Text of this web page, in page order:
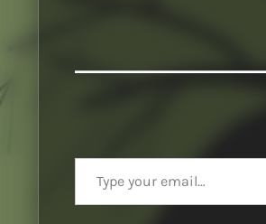
Type your email…